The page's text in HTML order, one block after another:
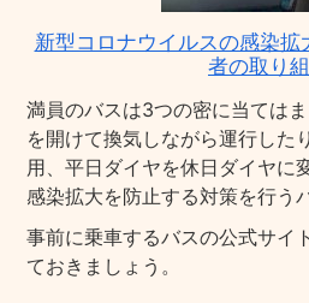
新型コロナウイルスの感染
者の取り
満員のバスは3つの密に当ては
を開けて換気しながら運行した
用、平日ダイヤを休日ダイヤに
感染拡大を防止する対策を行う
事前に乗車するバスの公式サイ
ておきましょう。